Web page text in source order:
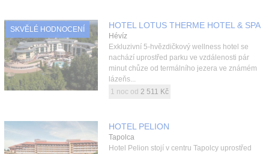
SKVĚLÉ HODNOCENÍ HOTEL LOTUS THERME HOTEL & SPA
Hévíz
Exkluzivní 5-hvězdičkový wellness hotel se
nachází uprostřed parku ve vzdálenosti pár
minut chůze od termálního jezera ve známém
lázeňs...
1 noc od 2 511 Kč
HOTEL PELION
Tapolca
Hotel Pelion stojí v centru Tapolcy uprostřed